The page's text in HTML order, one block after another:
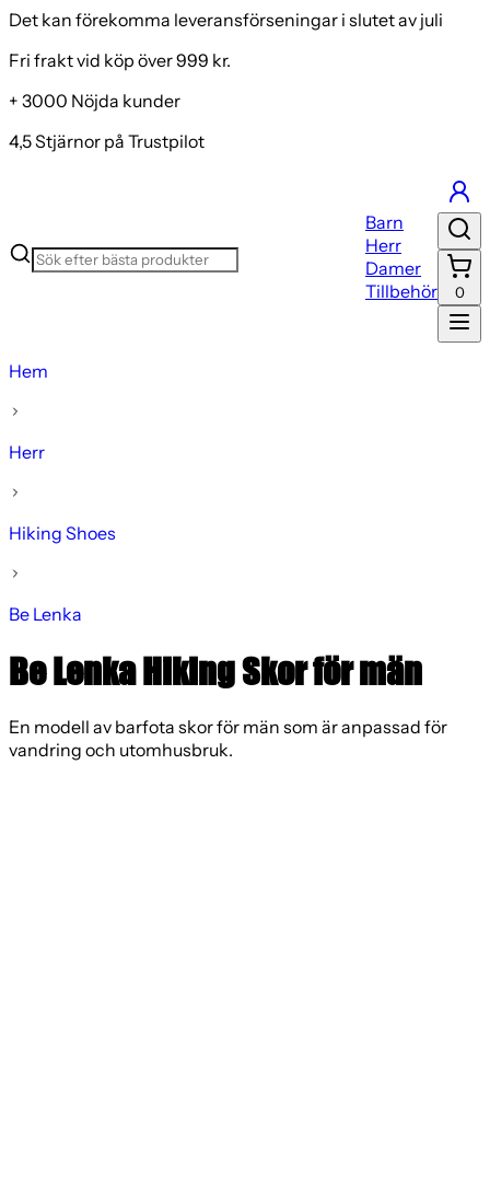
Det kan förekomma leveransförseningar i slutet av juli
Fri frakt vid köp över 999 kr.
+ 3000 Nöjda kunder
4,5 Stjärnor på Trustpilot
Barn
Herr
Damer
Tillbehör
0
Hem
Herr
Hiking Shoes
Be Lenka
Be Lenka Hiking Skor för män
En modell av barfota skor för män som är anpassad för
vandring och utomhusbruk.